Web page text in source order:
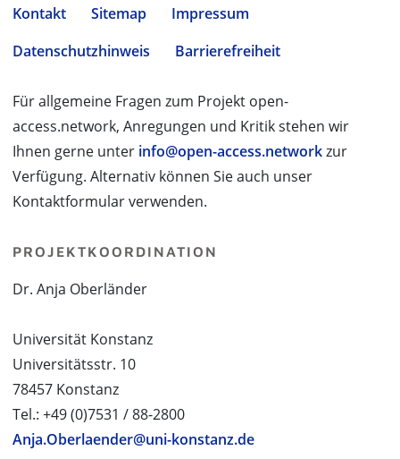
Kontakt Sitemap
Impressum
Datenschutzhinweis
Barrierefreiheit
Für allgemeine Fragen zum Projekt open-
access.network, Anregungen und Kritik stehen wir
Ihnen gerne unter info@open-access.networkzur
Verfügung. Alternativ können Sie auch unser
Kontaktformular verwenden.
PROJEKTKOORDINATION
Dr. Anja Oberländer
Universität Konstanz
Universitätsstr. 10
78457 Konstanz
Tel.: +49 (0)7531 / 88-2800
Anja.Oberlaender@uni-konstanz.de